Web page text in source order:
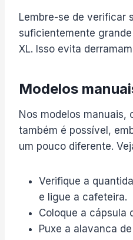
Lembre-se de verificar
suficientemente
XL. Isso evita
Modelos
Nos modelos manuais,
também é possível,
um pouco diferente.
Verifique a
e ligue a cafeteira.
Coloque a cápsula
Puxe a alavanca